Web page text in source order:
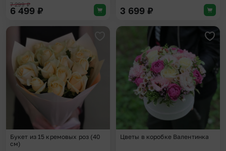
7 299₽
6 499 ₽ 3 699 ₽
Добавить в избранное
Букет из 15 кремовых роз (40
см)
Цветы в коробке Валентинка